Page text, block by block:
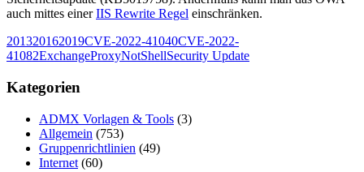
auch mittes einerIIS Rewrite Regel einschränken.
201320162019CVE-2022-41040CVE-2022-
41082ExchangeProxyNotShellSecurity Update
Kategorien
ADMX Vorlagen & Tools (3)
Allgemein (753)
Gruppenrichtlinien (49)
Internet (60)